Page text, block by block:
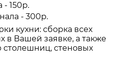
- 150р.
- 300р.
кухни: сборка всех
в Вашей заявке, а также
столешниц, стеновых